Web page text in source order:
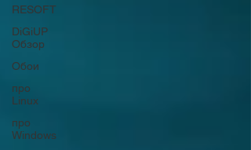
RESOFT
DiGiUP
Обзор
Обои
про
Linux
про
Windows